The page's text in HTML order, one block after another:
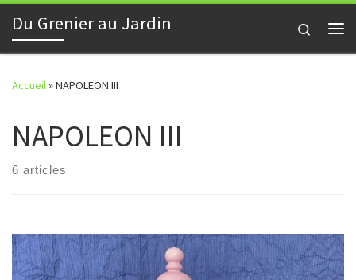
Skip to content
Du Grenier au Jardin
Search
Accueil»NAPOLEON III
NAPOLEON III
6 articles